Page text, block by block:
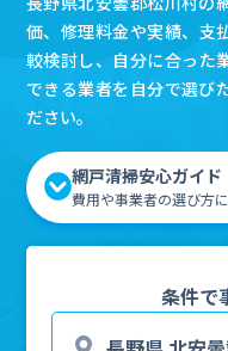
価、修理料金や実績、支
較検討し、自分に合った
できる業者を自分で選び
ださい。
網戸清掃安心ガイド
費用や事業者の選び方
条件で